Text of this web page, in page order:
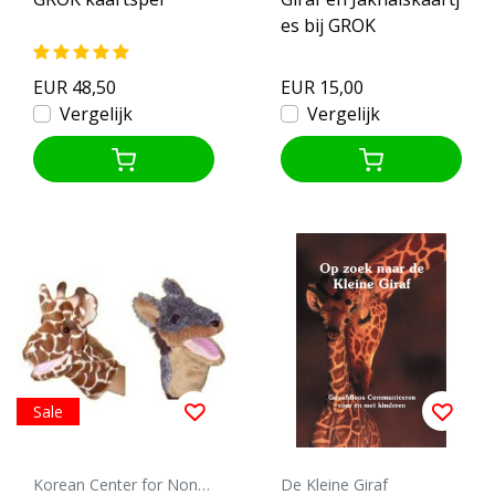
EUR 48,50
Vergelijk
es bij GROK
EUR 15,00
Vergelijk
Sale
Korean Center for Nonviolent Communication De Kleine Giraf